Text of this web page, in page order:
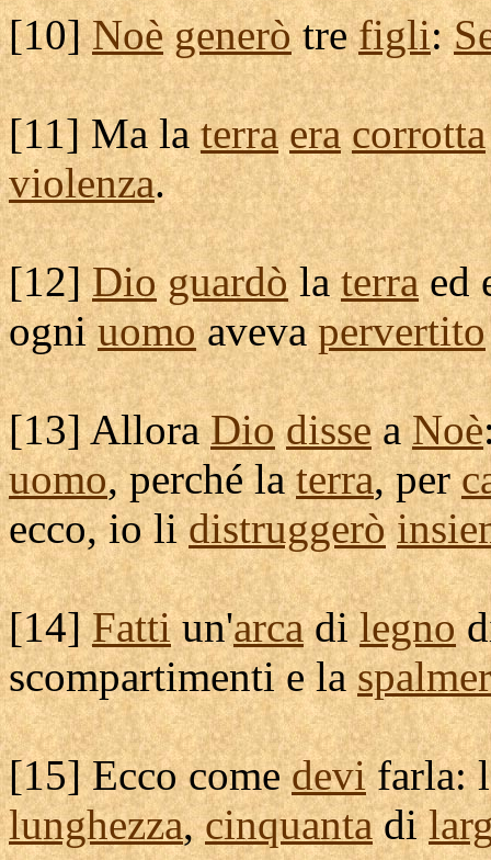
[10]Noè generòtrefigli:
[11] Ma laterra era corrotta
violenza.
[12]Dio guardòlaterraed
ogniuomoavevapervertito
[13] AlloraDio disseaNoè
uomo, perché laterra, per
ecco, io lidistruggerò
[14]Fattiun'arcadilegno
scompartimentie la
[15] Ecco comedevifarla:
lunghezza,cinquantadi